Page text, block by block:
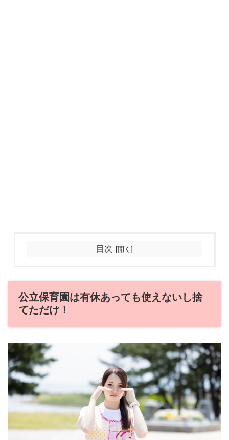
目次
公立保育園は有休あっても使えないし捨
てただけ！